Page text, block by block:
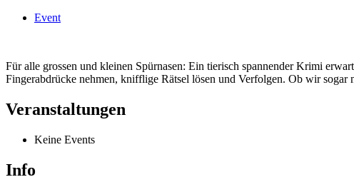
Event
Für alle grossen und kleinen Spürnasen: Ein tierisch spannender Krimi
Fingerabdrücke nehmen, knifflige Rätsel lösen und Verfolgen. Ob wir
Veranstaltungen
Keine Events
Info